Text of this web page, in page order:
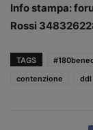
Info stampa:
Rossi
TAGS
contenzione
ddl